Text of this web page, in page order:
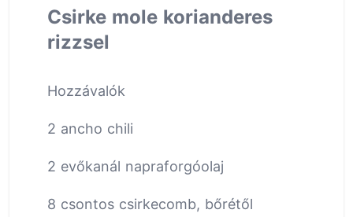
Csirke mole korianderes
rizzsel
Hozzávalók
2 ancho chili
2 evőkanál napraforgóolaj
8 csontos csirkecomb, bőrétől